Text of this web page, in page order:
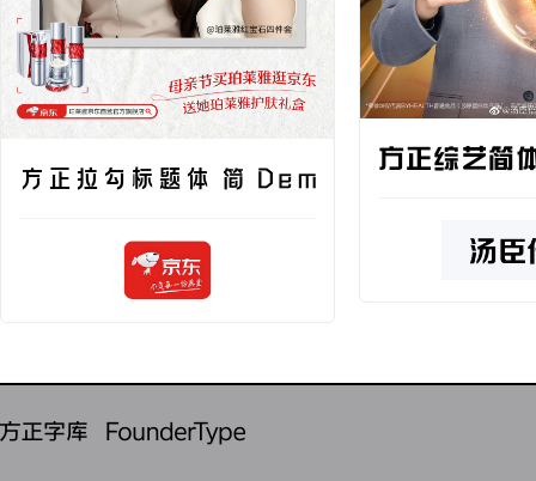
方正拉勾标题体 简 DemiBold
方正综艺简